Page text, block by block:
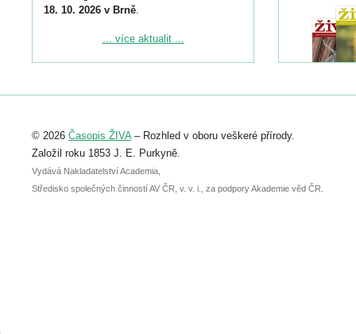
18. 10. 2026 v Brně.
Podrobnější informace ke konferenci
Registrovat se můžete do 6. září.
abstraktu přihlášené přednášky nebo
posteru je už 30. června.
... více aktualit ...
© 2026 Časopis ŽIVA– Rozhled v oboru veškeré přírody.
Založil roku 1853 J. E. Purkyně.
Vydává Nakladatelství Academia,
Středisko společných činností AV ČR, v. v. i., za podpory Akademie věd ČR.